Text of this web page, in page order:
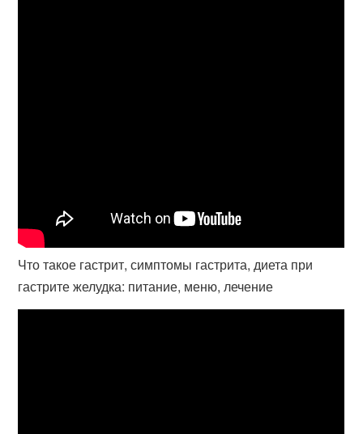
Что такое гастрит, симптомы гастрита, диета при
гастрите желудка: питание, меню, лечение